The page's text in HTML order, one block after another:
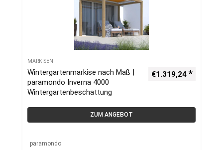
MARKISEN
Wintergartenmarkise nach Maß |
paramondo Inverna 4000
Wintergartenbeschattung
€1.319,24
ZUM ANGEBOT
paramondo